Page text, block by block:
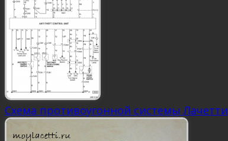
Схема противоугонной системы Лачетти